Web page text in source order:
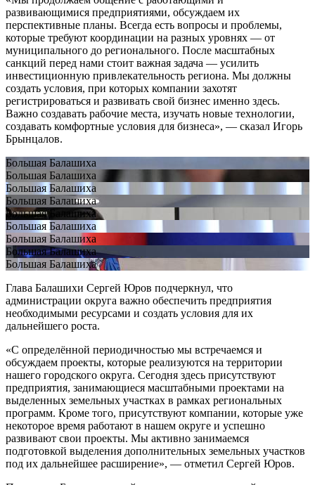
развивающимися предприятиями, обсуждаем их
перспективные планы. Всегда есть вопросы и проблемы,
которые требуют координации на разных уровнях — от
муниципального до регионального. После масштабных
санкций перед нами стоит важная задача — усилить
инвестиционную привлекательность региона. Мы должны
создать условия, при которых компании захотят
регистрироваться и развивать свой бизнес именно здесь.
Важно создавать рабочие места, изучать новые технологии,
создавать комфортные условия для бизнеса», — сказал Игорь
Брынцалов.
Большая Балашиха
Большая Балашиха
Большая Балашиха
Большая Балашиха
Большая Балашиха
Большая Балашиха
Большая Балашиха
Большая Балашиха
Большая Балашиха
Глава Балашихи Сергей Юров подчеркнул, что
администрации округа важно обеспечить предприятия
необходимыми ресурсами и создать условия для их
дальнейшего роста.
«С определённой периодичностью мы встречаемся и
обсуждаем проекты, которые реализуются на территории
нашего городского округа. Сегодня здесь присутствуют
предприятия, занимающиеся масштабными проектами на
выделенных земельных участках в рамках региональных
программ. Кроме того, присутствуют компании, которые уже
некоторое время работают в нашем округе и успешно
развивают свои проекты. Мы активно занимаемся
подготовкой выделения дополнительных земельных участков
под их дальнейшее расширение», — отметил Сергей Юров.